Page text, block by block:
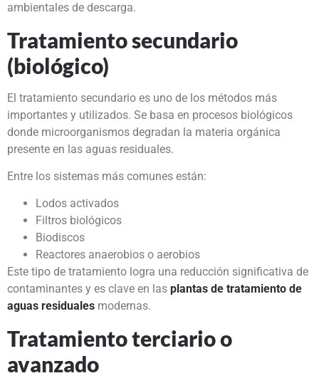
ambientales de descarga.
Tratamiento secundario
(biológico)
El tratamiento secundario es uno de los métodos más
importantes y utilizados. Se basa en procesos biológicos
donde microorganismos degradan la materia orgánica
presente en las aguas residuales.
Entre los sistemas más comunes están:
Lodos activados
Filtros biológicos
Biodiscos
Reactores anaerobios o aerobios
Este tipo de tratamiento logra una reducción significativa de
contaminantes y es clave en las plantas de tratamiento de
aguas residuales modernas.
Tratamiento terciario o
avanzado